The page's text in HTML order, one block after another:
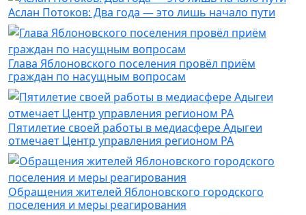
Аслан Потоков: Два года — это лишь начало пути
Глава Яблоновского поселения провёл приём
граждан по насущным вопросам
Пятилетие своей работы в медиасфере Адыгеи
отмечает Центр управления регионом РА
Обращения жителей Яблоновского городского
поселения и меры реагирования